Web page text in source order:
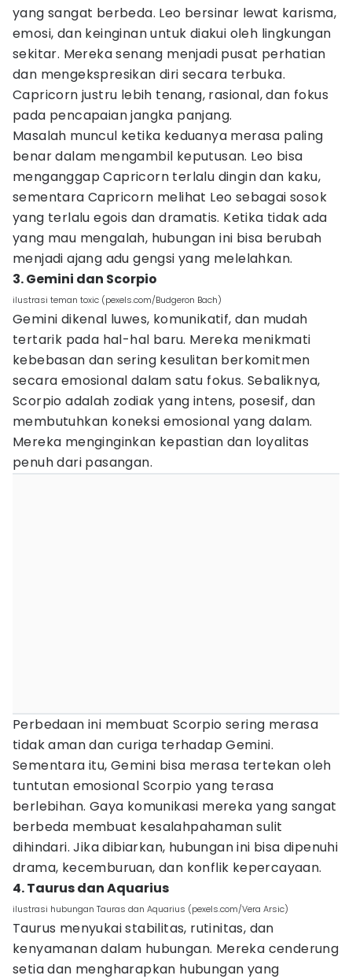
yang sangat berbeda. Leo bersinar lewat karisma,
emosi, dan keinginan untuk diakui oleh lingkungan
sekitar. Mereka senang menjadi pusat perhatian
dan mengekspresikan diri secara terbuka.
Capricorn justru lebih tenang, rasional, dan fokus
pada pencapaian jangka panjang.
Masalah muncul ketika keduanya merasa paling
benar dalam mengambil keputusan. Leo bisa
menganggap Capricorn terlalu dingin dan kaku,
sementara Capricorn melihat Leo sebagai sosok
yang terlalu egois dan dramatis. Ketika tidak ada
yang mau mengalah, hubungan ini bisa berubah
menjadi ajang adu gengsi yang melelahkan.
3. Gemini dan Scorpio
ilustrasi teman toxic (pexels.com/Budgeron Bach)
Gemini dikenal luwes, komunikatif, dan mudah
tertarik pada hal-hal baru. Mereka menikmati
kebebasan dan sering kesulitan berkomitmen
secara emosional dalam satu fokus. Sebaliknya,
Scorpio adalah zodiak yang intens, posesif, dan
membutuhkan koneksi emosional yang dalam.
Mereka menginginkan kepastian dan loyalitas
penuh dari pasangan.
Perbedaan ini membuat Scorpio sering merasa
tidak aman dan curiga terhadap Gemini.
Sementara itu, Gemini bisa merasa tertekan oleh
tuntutan emosional Scorpio yang terasa
berlebihan. Gaya komunikasi mereka yang sangat
berbeda membuat kesalahpahaman sulit
dihindari. Jika dibiarkan, hubungan ini bisa dipenuhi
drama, kecemburuan, dan konflik kepercayaan.
4. Taurus dan Aquarius
ilustrasi hubungan Tauras dan Aquarius (pexels.com/Vera Arsic)
Taurus menyukai stabilitas, rutinitas, dan
kenyamanan dalam hubungan. Mereka cenderung
setia dan mengharapkan hubungan yang